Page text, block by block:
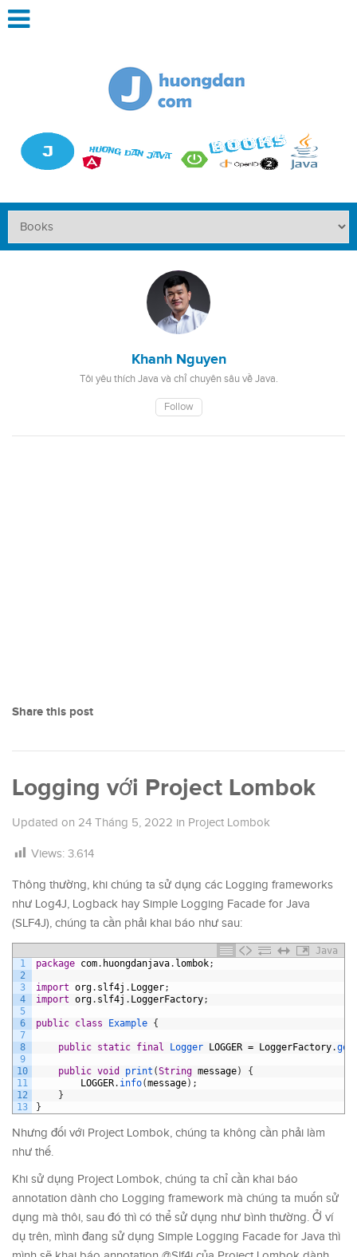
Khanh Nguyen
Tôi yêu thích Java và chỉ chuyên sâu về Java.
Follow
Share this post
Logging với Project Lombok
Updated on 24 Tháng 5, 2022 in Project Lombok
Views: 3.614
Thông thường, khi chúng ta sử dụng các Logging frameworks
như Log4J, Logback hay Simple Logging Facade for Java
(SLF4J), chúng ta cần phải khai báo như sau:
Java
1
2
3
4
5
6
7
8
9
10
11
12
13
package com. huongdanjava. lombok;
import org. slf4j . Logger;
import org. slf4j . LoggerFactory;
public class Example {
public static final Logger LOGGER = LoggerFactory.
public void print (String message)
{
LOGGER. info(message) ;
}
}
Nhưng đối với Project Lombok, chúng ta không cần phải làm
như thế.
Khi sử dụng Project Lombok, chúng ta chỉ cần khai báo
annotation dành cho Logging framework mà chúng ta muốn sử
dụng mà thôi, sau đó thì có thể sử dụng như bình thường. Ở ví
dụ trên, mình đang sử dụng Simple Logging Facade for Java thì